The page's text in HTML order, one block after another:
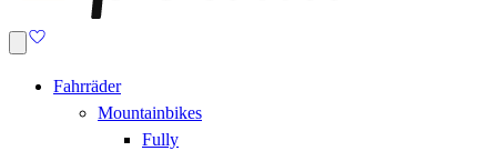
Fahrräder
Mountainbikes
Fully